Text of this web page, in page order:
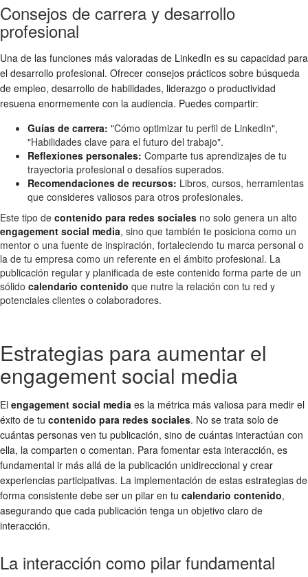
Consejos de carrera y desarrollo
profesional
Una de las funciones más valoradas de LinkedIn es su capacidad para
el desarrollo profesional. Ofrecer consejos prácticos sobre búsqueda
de empleo, desarrollo de habilidades, liderazgo o productividad
resuena enormemente con la audiencia. Puedes compartir:
Guías de carrera: "Cómo optimizar tu perfil de LinkedIn",
"Habilidades clave para el futuro del trabajo".
Reflexiones personales: Comparte tus aprendizajes de tu
trayectoria profesional o desafíos superados.
Recomendaciones de recursos: Libros, cursos, herramientas
que consideres valiosos para otros profesionales.
Este tipo de contenido para redes sociales no solo genera un alto
engagement social media, sino que también te posiciona como un
mentor o una fuente de inspiración, fortaleciendo tu marca personal o
la de tu empresa como un referente en el ámbito profesional. La
publicación regular y planificada de este contenido forma parte de un
sólido calendario contenido que nutre la relación con tu red y
potenciales clientes o colaboradores.
Estrategias para aumentar el
engagement social media
El engagement social media es la métrica más valiosa para medir el
éxito de tu contenido para redes sociales. No se trata solo de
cuántas personas ven tu publicación, sino de cuántas interactúan con
ella, la comparten o comentan. Para fomentar esta interacción, es
fundamental ir más allá de la publicación unidireccional y crear
experiencias participativas. La implementación de estas estrategias de
forma consistente debe ser un pilar en tu calendario contenido,
asegurando que cada publicación tenga un objetivo claro de
interacción.
La interacción como pilar fundamental